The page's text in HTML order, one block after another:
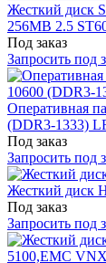
Жесткий диск
256MB 2.5
Под заказ
Запросить под
Оперативная
(DDR3-1333)
Под заказ
Запросить под
Жесткий диск
Под заказ
Запросить под